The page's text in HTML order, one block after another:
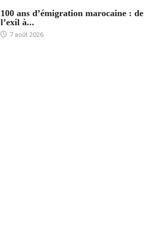
100 ans d’émigration marocaine : de
l’exil à...
7 août 2026